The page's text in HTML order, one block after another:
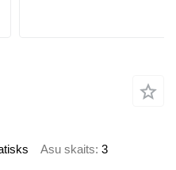
Asu skaits 3